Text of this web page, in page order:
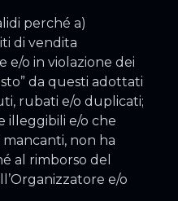
perché a)
di vendita
e/o in violazione dei
da questi adottati
rubati e/o duplicati;
illeggibili e/o che
non ha
al rimborso del
e/o